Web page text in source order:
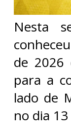
Nesta
de
para a
lado de
no dia